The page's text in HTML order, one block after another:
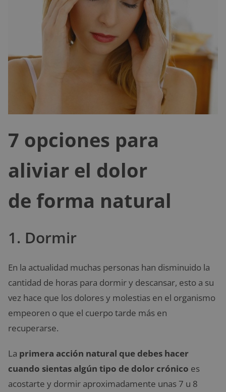
7 opciones para
aliviar el dolor
de forma natural
1. Dormir
En la actualidad muchas personas han disminuido la
cantidad de horas para dormir y descansar, esto a su
vez hace que los dolores y molestias en el organismo
empeoren o que el cuerpo tarde más en
recuperarse.
La primera acción natural que debes hacer
cuando sientas algún tipo de dolor crónico es
acostarte y dormir aproximadamente unas 7 u 8